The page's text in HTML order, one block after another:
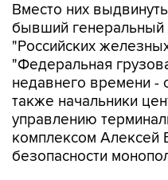
Вместо них
бывший генеральный
"Российских
"Федеральная
недавнего времени -
также начальники
управлению
комплексом Алексей
безопасности